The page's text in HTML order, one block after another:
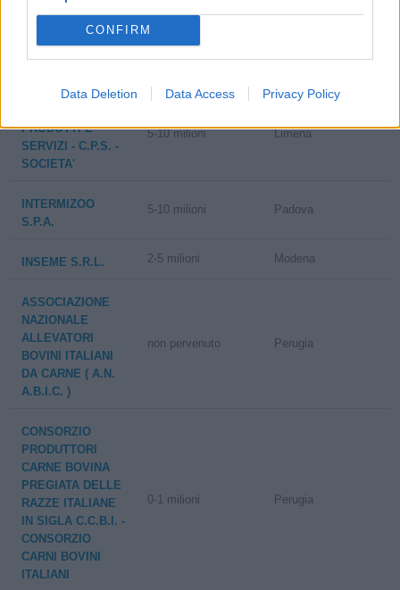
CONFIRM
Data Deletion Data Access Privacy Policy
SOCIETA'
PRODOTTI E
SERVIZI - C.P.S. -
SOCIETA'
5-10 milioni Limena
INTERMIZOO
S.P.A.
5-10 milioni Padova
INSEME S.R.L. 2-5 milioni Modena
ASSOCIAZIONE
NAZIONALE
ALLEVATORI
BOVINI ITALIANI
DA CARNE ( A.N.
A.B.I.C. )
non pervenuto Perugia
CONSORZIO
PRODUTTORI
CARNE BOVINA
PREGIATA DELLE
RAZZE ITALIANE
IN SIGLA C.C.B.I. -
CONSORZIO
CARNI BOVINI
ITALIANI
0-1 milioni Perugia